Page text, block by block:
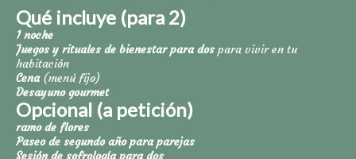
Qué incluye (para 2)
1 noche
Juegos y rituales de bienestar para dos para vivir en tu
habitación
Cena(menú fijo)
Desayuno gourmet
Opcional (a petición)
ramo de flores
Paseo de segundo año para parejas
Sesión de sofrología para dos